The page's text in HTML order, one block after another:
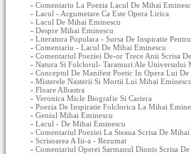
- Comentariu La Poezia Lacul De Mihai
- Lacul - Argumetare Ca Este Opera Lirica
- Lacul De Mihai Eminescu
- Despre Mihai Eminescu
- Literatura Populara - Sursa De Inspiratie
- Comentariu - Lacul De Mihai Eminescu
- Comentariul Poeziei De-or Trece Anii Scrisa
- Natura Si Folclorul- Taramuri Ale Universului
- Conceptul De Manifest Poetic In Opera Lui
- Misterele Nasterii Si Mortii Lui Mihai Eminescu
- Floare Albastra
- Veronica Micle Biografie Si Cariera
- Poezia De Inspiratie Folclorica La Mihai
- Geniul Mihai Eminescu
- Lacul - De Mihai Eminescu
- Comentariul Poeziei La Steaua Scrisa De
- Scrisoarea A Iii-a - Rezumat
- Comentariul Operei Sarmanul Dionis Scrisa